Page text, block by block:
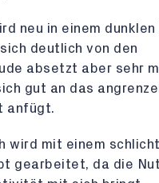
neu in einem dunklen
deutlich von den
absetzt aber sehr
gut an das
anfügt.
wird mit einem
gearbeitet, da die